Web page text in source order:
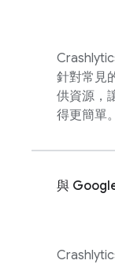
針對常見
供資源，
得更簡單。
與